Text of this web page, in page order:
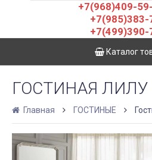
+7(968)409-
+7(985)383-
+7(499)390-
Каталог
ГОСТИНАЯ ЛИЛУ
Главная ГОСТИНЫЕ